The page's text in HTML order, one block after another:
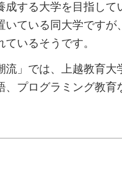
成する大学を目指して
いている同大学ですが
いるそうです。
流」では、上越教育大
、プログラミング教育